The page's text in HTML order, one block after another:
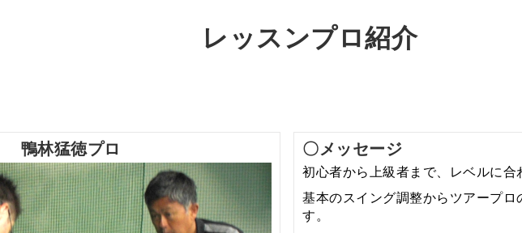
レッスンプロ紹介
鴨林猛徳プロ 〇メッセージ
初心者から上級者まで、レベルに合
基本のスイング調整からツアープロ
す。